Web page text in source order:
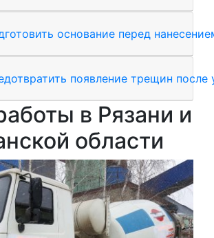
основание перед
появление трещин после
в Рязани и
области